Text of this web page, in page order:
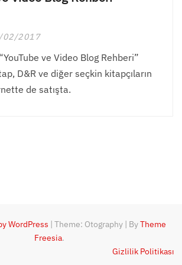
02/2017
ve Video Blog Rehberi”
D&R ve diğer seçkin kitapçıların
de satışta.
WordPress |Theme: Otography ByTheme
Freesia.
Gizlilik Politikası